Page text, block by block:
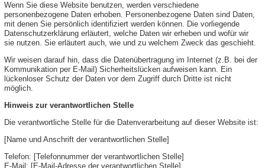
Wenn Sie diese Website benutzen, werden verschiedene
personenbezogene Daten erhoben. Personenbezogene Daten sind Daten,
mit denen Sie persönlich identifiziert werden können. Die vorliegende
Datenschutzerklärung erläutert, welche Daten wir erheben und wofür wir
sie nutzen. Sie erläutert auch, wie und zu welchem Zweck das geschieht.
Wir weisen darauf hin, dass die Datenübertragung im Internet (z.B. bei der
Kommunikation per E-Mail) Sicherheitslücken aufweisen kann. Ein
lückenloser Schutz der Daten vor dem Zugriff durch Dritte ist nicht
möglich.
Hinweis zur verantwortlichen Stelle
Die verantwortliche Stelle für die Datenverarbeitung auf dieser Website ist:
[Name und Anschrift der verantwortlichen Stelle]
Telefon: [Telefonnummer der verantwortlichen Stelle]
E-Mail: [E-Mail-Adresse der verantwortlichen Stelle]